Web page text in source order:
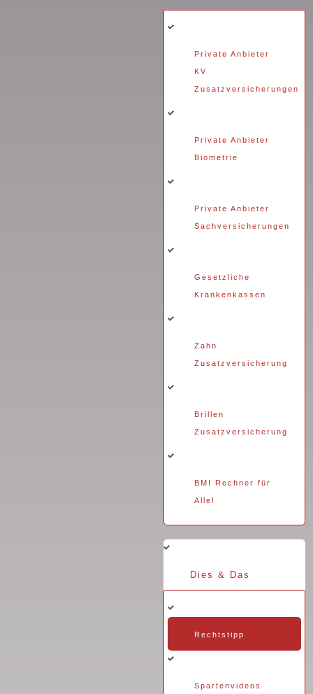
Private Anbieter
KV
Zusatzversicherungen
Private Anbieter
Biometrie
Private Anbieter
Sachversicherungen
Gesetzliche
Krankenkassen
Zahn
Zusatzversicherung
Brillen
Zusatzversicherung
BMI Rechner für
Alle!
Dies & Das
Rechtstipp
Spartenvideos